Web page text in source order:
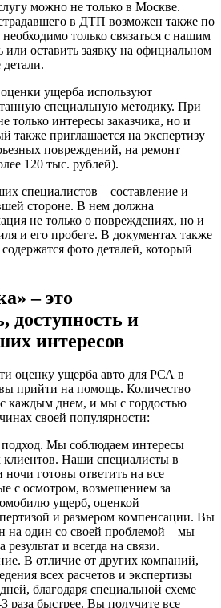
можно не только в Москве.
в ДТП возможен также по
только связаться с нашим
или оставить заявку на официальном
детали.
ущерба используют
специальную методику. При
только интересы заказчика, но и
также приглашается на экспертизу
повреждений, на ремонт
120 тыс. рублей).
специалистов – составление и
стороне. В нем должна
не только о повреждениях, но и
и его пробеге. В документах также
фото деталей, который
– это
доступность и
интересов
оценку ущерба авто для РСА в
прийти на помощь. Количество
каждым днем, и мы с гордостью
своей популярности:
Мы соблюдаем интересы
Наши специалисты в
готовы ответить на все
с осмотром, возмещением за
ущерб, оценкой
и размером компенсации. Вы
на один со своей проблемой – мы
результат и всегда на связи.
В отличие от других компаний,
всех расчетов и экспертизы
благодаря специальной схеме
раза быстрее. Вы получите все